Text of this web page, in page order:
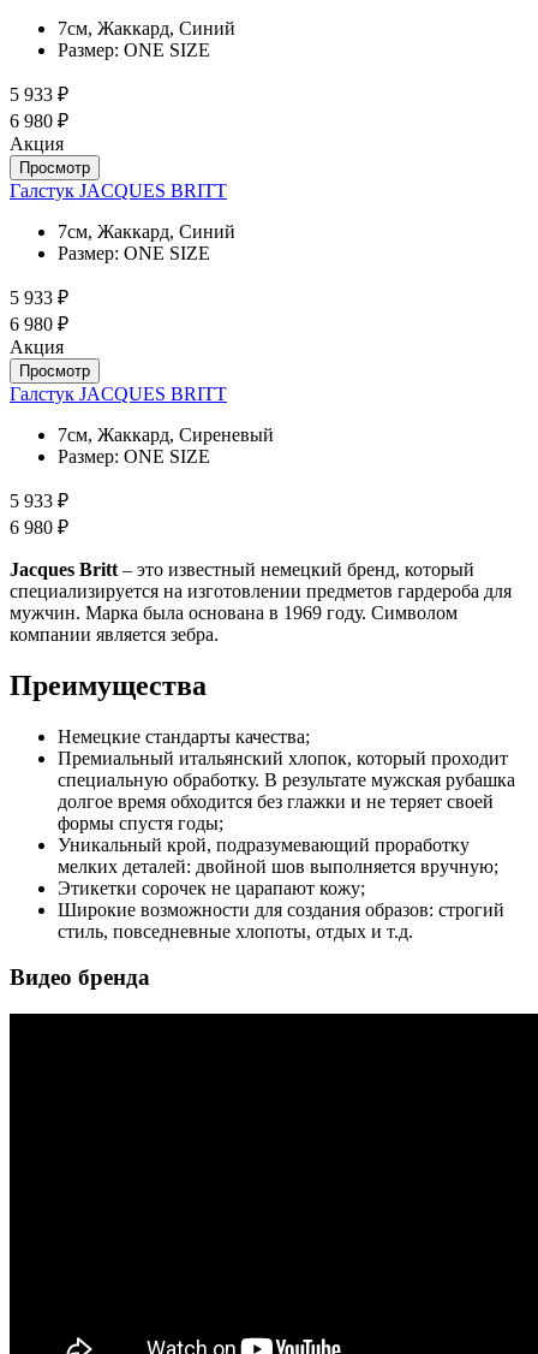
7см, Жаккард, Синий
Размер: ONE SIZE
5 933 ₽
6 980 ₽
Акция
Просмотр
Галстук JACQUES BRITT
7см, Жаккард, Синий
Размер: ONE SIZE
5 933 ₽
6 980 ₽
Акция
Просмотр
Галстук JACQUES BRITT
7см, Жаккард, Сиреневый
Размер: ONE SIZE
5 933 ₽
6 980 ₽
Jacques Britt – это известный немецкий бренд, который
специализируется на изготовлении предметов гардероба для
мужчин. Марка была основана в 1969 году. Символом
компании является зебра.
Преимущества
Немецкие стандарты качества;
Премиальный итальянский хлопок, который проходит
специальную обработку. В результате мужская рубашка
долгое время обходится без глажки и не теряет своей
формы спустя годы;
Уникальный крой, подразумевающий проработку
мелких деталей: двойной шов выполняется вручную;
Этикетки сорочек не царапают кожу;
Широкие возможности для создания образов: строгий
стиль, повседневные хлопоты, отдых и т.д.
Видео бренда